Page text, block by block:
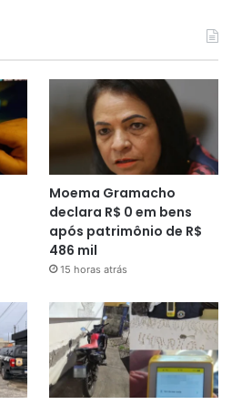
Moema Gramacho
declara R$ 0 em bens
após patrimônio de R$
486 mil
15 horas atrás